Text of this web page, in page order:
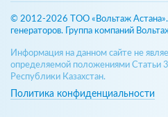
© 2012-2026 ТОО «Вольтаж Астана».
генераторов. Группа компаний
Информация на данном сайте не
определяемой положениями Статьи
Республики Казахстан.
Политика конфиденциальности